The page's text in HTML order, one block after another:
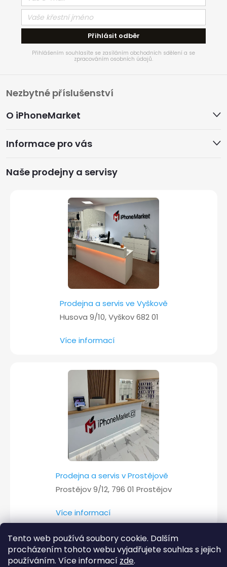
Tento web používá soubory cookie. Dalším
procházením tohoto webu vyjadřujete souhlas s jejich
používáním. Více informací zde.
Přihlásit odběr
Přihlášením souhlasíte se zasíláním obchodních sdělení a se
zpracováním osobních údajů.
Z
á
p
a
O iPhoneMarket
Informace pro vás
Naše prodejny a servisy
Prodejna a servis ve Vyškově
Husova 9/10, Vyškov 682 01
Více informací
Prodejna a servis v Prostějově
Prostějov 9/12, 796 01 Prostějov
Více informací
Nezbytné příslušenství
Copyright 2026iPhoneMarket.cz . Všechna práva vyhrazena.